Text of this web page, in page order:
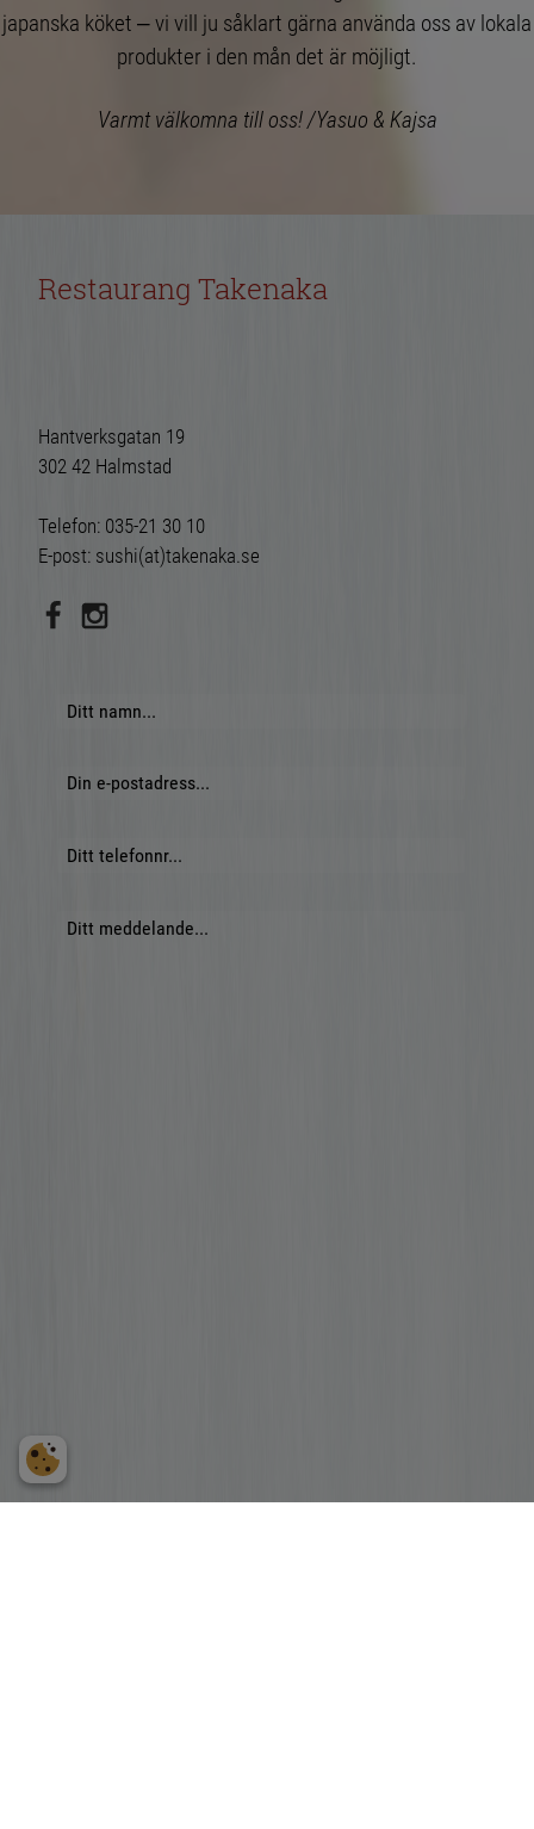
japanska köket – vi vill ju såklart gärna använda oss av lokala
produkter i den mån det är möjligt.
Varmt välkomna till oss! /Yasuo & Kajsa
Restaurang Takenaka
Hantverksgatan 19
302 42 Halmstad
Telefon: 035-21 30 10
E-post: sushi(at)takenaka.se